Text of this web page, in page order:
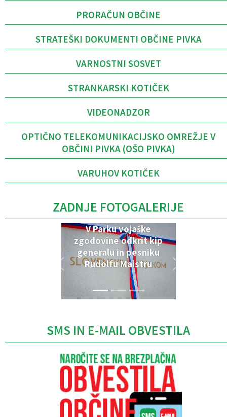
PRORAČUN OBČINE
STRATEŠKI DOKUMENTI OBČINE PIVKA
VARNOSTNI SOSVET
STRANKARSKI KOTIČEK
VIDEONADZOR
OPTIČNO TELEKOMUNIKACIJSKO OMREŽJE V
OBČINI PIVKA (OŠO PIVKA)
VARUHOV KOTIČEK
ZADNJE FOTOGALERIJE
V Parku vojaške
zgodovine odkrit kip
generalu in pesniku
Rudolfu Maistru
SMS IN E-MAIL OBVESTILA